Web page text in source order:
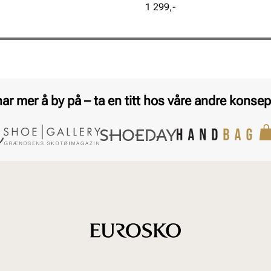
Pris
1 299,-
mer å by på – ta en titt hos våre andre